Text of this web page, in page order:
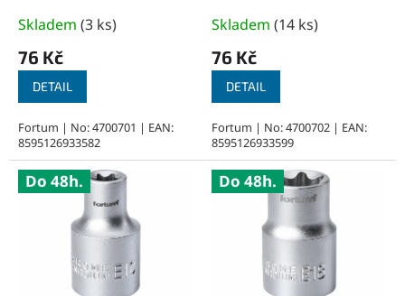
Skladem (3 ks)
76 Kč
DETAIL
Fortum | No: 4700701 | EAN:
8595126933582
Skladem (14 ks)
76 Kč
DETAIL
Fortum | No: 4700702 | EAN:
8595126933599
Do 48h. Do 48h.